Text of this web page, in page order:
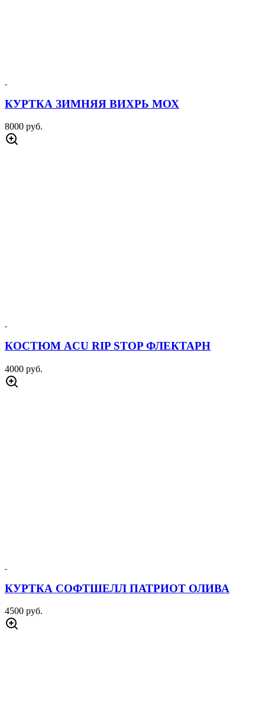
КУРТКА ЗИМНЯЯ ВИХРЬ МОХ
8000 руб.
КОСТЮМ ACU RIP STOP ФЛЕКТАРН
4000 руб.
КУРТКА СОФТШЕЛЛ ПАТРИОТ ОЛИВА
4500 руб.